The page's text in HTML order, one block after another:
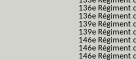
136e Régiment
136e Régiment
139e Régiment
139e Régiment
146e Régiment
146e Régiment
146e Régiment